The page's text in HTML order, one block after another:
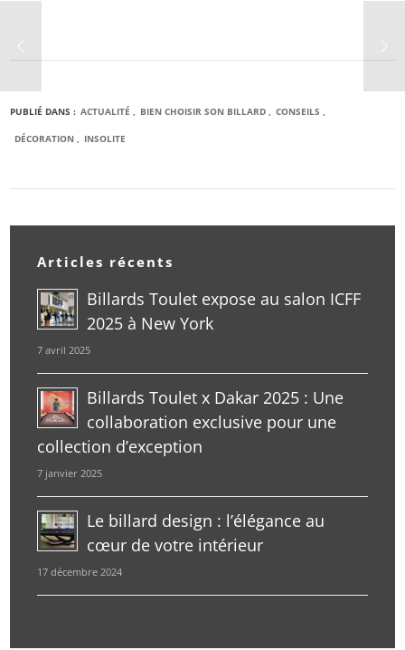
PUBLIÉ DANS : ACTUALITÉ BIEN CHOISIR SON BILLARD CONSEILS
DÉCORATION INSOLITE
Articles récents
Billards Toulet expose au salon ICFF
2025 à New York
7 avril 2025
Billards Toulet x Dakar 2025 : Une
collaboration exclusive pour une
collection d’exception
7 janvier 2025
Le billard design : l’élégance au
cœur de votre intérieur
17 décembre 2024